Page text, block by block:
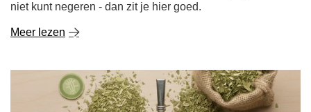
niet kunt negeren - dan zit je hier goed.
Meer lezen